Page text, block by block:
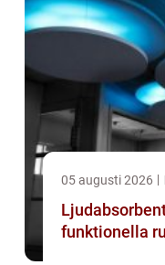
05 augusti 2026
funktionella